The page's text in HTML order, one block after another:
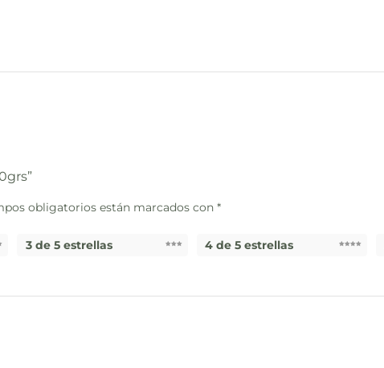
obligatorios están marcados con *
3 de 5 estrellas 4 de 5 estrellas